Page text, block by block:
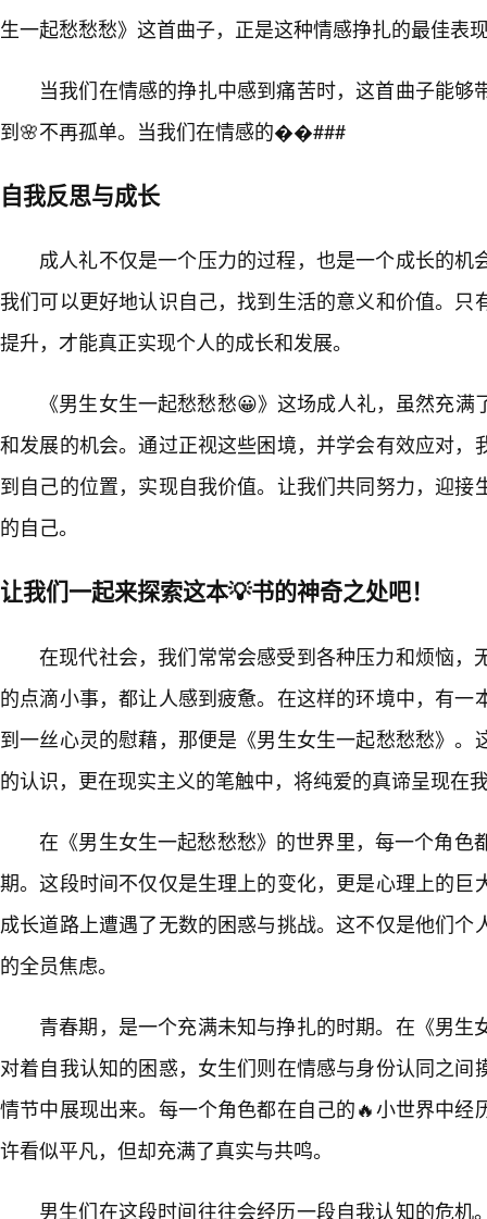
生一起愁愁愁》这首曲子，正是这种情感挣扎的最佳表
当我们在情感的挣扎中感到痛苦时，这首曲子能够
到🌸不再孤单。当我们在情感的��###
自我反思与成长
成人礼不仅是一个压力的过程，也是一个成长的机
我们可以更好地认识自己，找到生活的意义和价值。只
提升，才能真正实现个人的成长和发展。
《男生女生一起愁愁愁😀》这场成人礼，虽然充
和发展的机会。通过正视这些困境，并学会有效应对，
到自己的位置，实现自我价值。让我们共同努力，迎接
的自己。
让我们一起来探索这本💡书的神奇之处吧！
在现代社会，我们常常会感受到各种压力和烦恼，
的点滴小事，都让人感到疲惫。在这样的环境中，有一
到一丝心灵的慰藉，那便是《男生女生一起愁愁愁》。
的认识，更在现实主义的笔触中，将纯爱的真谛呈现在
在《男生女生一起愁愁愁》的世界里，每一个角色
期。这段时间不仅仅是生理上的变化，更是心理上的巨
成长道路上遭遇了无数的困惑与挑战。这不仅是他们个
的全员焦虑。
青春期，是一个充满未知与挣扎的时期。在《男生
对着自我认知的困惑，女生们则在情感与身份认同之间
情节中展现出来。每一个角色都在自己的🔥小世界中经
许看似平凡，但却充满了真实与共鸣。
男生们在这段时间往往会经历一段自我认知的危机